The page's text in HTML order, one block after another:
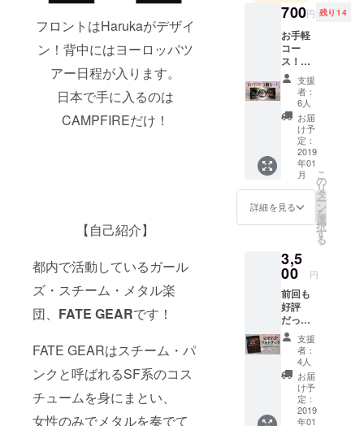
フロントはHarukaがデザイ
ン！背中にはヨーロッパツ
アー日程が入ります。
日本で手に入るのは
CAMPFIREだけ！
【自己紹介】
都内で活動しているガール
ズ・スチーム・メタル楽
団、 FATE GEARです！
FATE GEARはスチーム・パ
ンクと呼ばれるSF系のコス
チュームを身にまとい、
女性のみでメタルを奏でて
★過去に競
演、前座を
務めたアー
ティスト…
(敬称略)
(LOUDNESS
TAIJI(ex.X
JAPAN)、
SHARA(Eart
飢魔II)、
SHOW-YA、
BABYMETAL
SCANDAL、
Aldious な
700円 残り14
お手軽
コー
ス！
FATE
GEAR
缶バッ
ジ3個
セッ
ト！
支援
者：
6人
お届
け予
定：
2019
年01
月
詳細を見る
こ
の
リ
タ
ー
ン
を
選
択
す
る
3,5
00 円
前回も
好評
だった
A5サイ
ズ豪華
72P
フォト
ブッ
ク。
「Headl
支援
者：
4人
お届
け予
定：
2019
年01